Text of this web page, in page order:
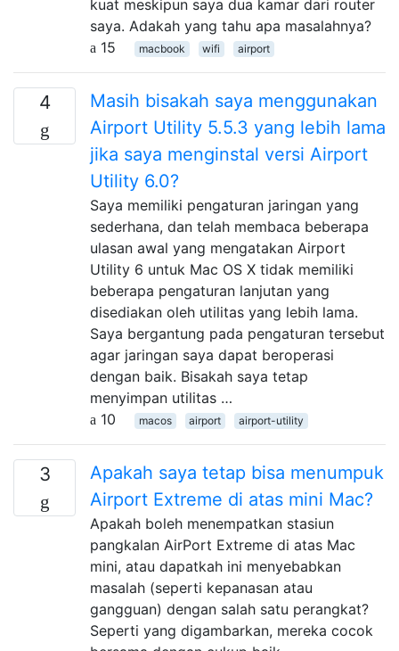
kuat meskipun saya dua kamar dari router
saya. Adakah yang tahu apa masalahnya?
15
macbook wifi airport
4
Masih bisakah saya menggunakan
Airport Utility 5.5.3 yang lebih lama
jika saya menginstal versi Airport
Utility 6.0?
Saya memiliki pengaturan jaringan yang
sederhana, dan telah membaca beberapa
ulasan awal yang mengatakan Airport
Utility 6 untuk Mac OS X tidak memiliki
beberapa pengaturan lanjutan yang
disediakan oleh utilitas yang lebih lama.
Saya bergantung pada pengaturan tersebut
agar jaringan saya dapat beroperasi
dengan baik. Bisakah saya tetap
menyimpan utilitas …
10
macos airport airport-utility
3
Apakah saya tetap bisa menumpuk
Airport Extreme di atas mini Mac?
Apakah boleh menempatkan stasiun
pangkalan AirPort Extreme di atas Mac
mini, atau dapatkah ini menyebabkan
masalah (seperti kepanasan atau
gangguan) dengan salah satu perangkat?
Seperti yang digambarkan, mereka cocok